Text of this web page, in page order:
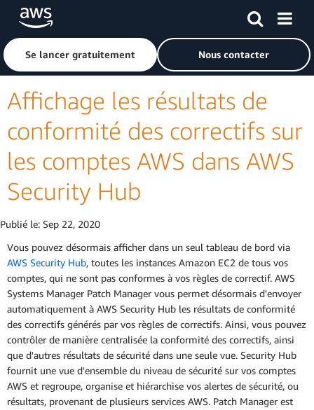
Passer au contenu principal
Cliquer ici pour revenir à la page d'accueil d'Amazon Web
Se lancer gratuitement Nous contacter
Affichage les résultats de
conformité des correctifs sur
les comptes AWS dans AWS
Security Hub
Publié le: Sep 22, 2020
Vous pouvez désormais afficher dans un seul tableau de bord via
AWS Security Hub, toutes les instances Amazon EC2 de tous vos
comptes, qui ne sont pas conformes à vos règles de correctif. AWS
Systems Manager Patch Manager vous permet désormais d'envoyer
automatiquement à AWS Security Hub les résultats de conformité
des correctifs générés par vos règles de correctifs. Ainsi, vous pouvez
contrôler de manière centralisée la conformité des correctifs, ainsi
que d'autres résultats de sécurité dans une seule vue. Security Hub
fournit une vue d'ensemble du niveau de sécurité sur vos comptes
AWS et regroupe, organise et hiérarchise vos alertes de sécurité, ou
résultats, provenant de plusieurs services AWS. Patch Manager est